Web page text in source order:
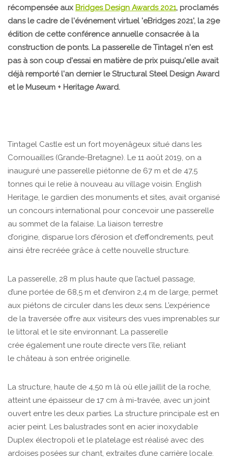
récompensée aux Bridges Design Awards 2021, proclamés
dans le cadre de l'événement virtuel 'eBridges 2021', la 29e
édition de cette conférence annuelle consacrée à la
construction de ponts. La passerelle de Tintagel n'en est
pas à son coup d'essai en matière de prix puisqu'elle avait
déjà remporté l'an dernier le Structural Steel Design Award
et le Museum + Heritage Award.
Tintagel Castle est un fort moyenâgeux situé dans les
Cornouailles (Grande-Bretagne). Le 11 août 2019, on a
inauguré une passerelle piétonne de 67 m et de 47,5
tonnes qui le relie à nouveau au village voisin. English
Heritage, le gardien des monuments et sites, avait organisé
un concours international pour concevoir une passerelle
au sommet de la falaise. La liaison terrestre
d’origine, disparue lors d’érosion et d’effondrements, peut
ainsi être recréée grâce à cette nouvelle structure.
La passerelle, 28 m plus haute que l’actuel passage,
d’une portée de 68,5 m et d’environ 2,4 m de large, permet
aux piétons de circuler dans les deux sens. L’expérience
de la traversée offre aux visiteurs des vues imprenables sur
le littoral et le site environnant. La passerelle
crée également une route directe vers l’île, reliant
le château à son entrée originelle.
La structure, haute de 4,50 m là où elle jaillit de la roche,
atteint une épaisseur de 17 cm à mi-travée, avec un joint
ouvert entre les deux parties. La structure principale est en
acier peint. Les balustrades sont en acier inoxydable
Duplex électropoli et le platelage est réalisé avec des
ardoises posées sur chant, extraites d’une carrière locale.